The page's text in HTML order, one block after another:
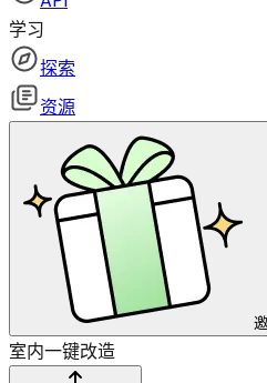
学习
探索
资源
室内一键改造